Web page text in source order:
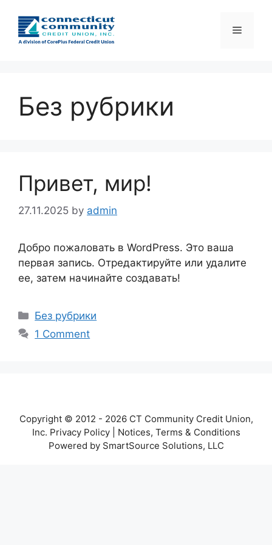
content
Menu
Без рубрики
Привет, мир!
27.11.2025 by admin
Добро пожаловать в WordPress. Это ваша
первая запись. Отредактируйте или удалите
ее, затем начинайте создавать!
Categories
Без рубрики
1 Comment
Copyright © 2012 - 2026 CT Community Credit Union,
Inc. Privacy Policy | Notices, Terms & Conditions
Powered by SmartSource Solutions, LLC